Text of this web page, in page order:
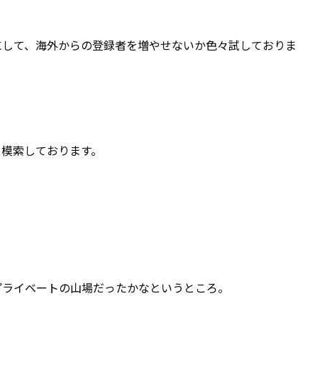
て、海外からの登録者を増やせないか色々試しておりま
索しております。
イベートの山場だったかなというところ。